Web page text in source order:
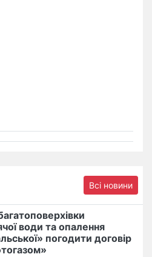
Всі новини
води та опалення
погодити договір